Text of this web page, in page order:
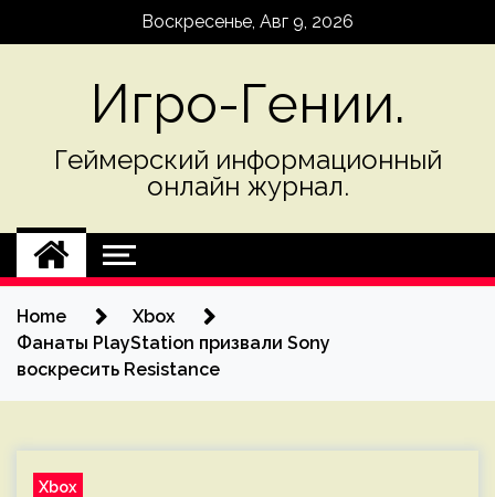
Воскресенье, Авг 9, 2026
Игро-Гении.
Геймерский информационный
онлайн журнал.
Home
Xbox
Фанаты PlayStation призвали Sony
воскресить Resistance
Xbox